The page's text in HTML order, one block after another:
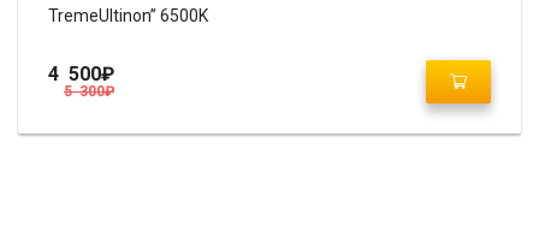
TremeUltinon” 6500K
5 300₽
4 500₽